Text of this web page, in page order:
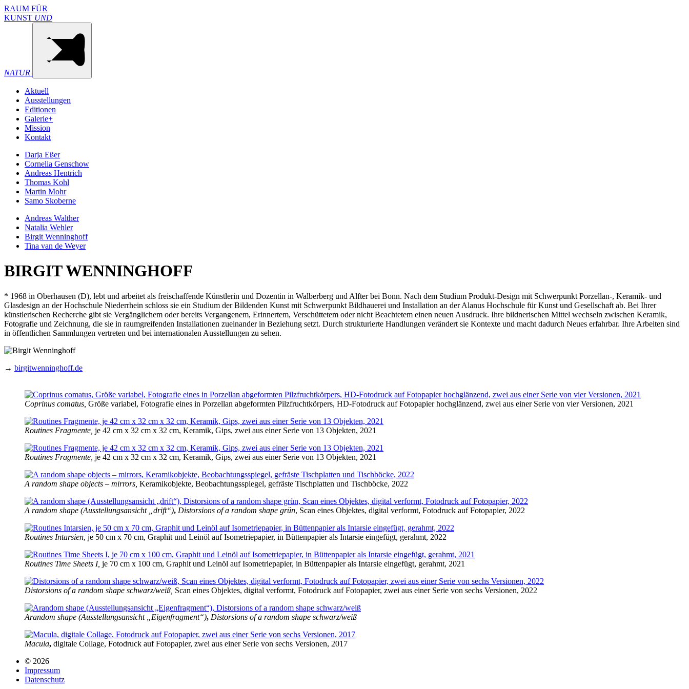
RAUM FÜR
KUNST UND
NATUR
Aktuell
Ausstellungen
Editionen
Galerie+
Mission
Kontakt
Darja Eßer
Cornelia Genschow
Andreas Hentrich
Thomas Kohl
Martin Mohr
Samo Skoberne
Andreas Walther
Natalia Wehler
Birgit Wenninghoff
Tina van de Weyer
BIRGIT WENNINGHOFF
* 1968 in Oberhausen (D), lebt und arbeitet als freischaffende Künstlerin und Dozentin in Walberberg und Alfter bei Bonn. Nach dem Studium Produkt-Design mit Schwerpunkt Porzellan-, Keramik- und
Glasdesign an der Hochschule Niederrhein schloss sie ein Studium der Bildenden Kunst mit Schwerpunkt Bildhauerei und Installation an der Alanus Hochschule für Kunst und Gesellschaft ab. Bei Ihrer
künstlerischen Recherche gibt sie Vergänglichem oder bereits Vergangenem, Erinnertem, Verschüttetem oder nicht Beachtetem einen neuen Ausdruck. Ihre bildnerischen Mittel wechseln zwischen Keramik,
Fotografie und Zeichnung, die sie in raumgreifenden Installationen zueinander in Beziehung setzt. Durch strukturierte Handlungen verändert sie Kontexte und macht dadurch Neues erfahrbar. Ihre Arbeiten sind
in öffentlichen Sammlungen vertreten und bei internationalen Ausstellungen zu sehen.
→ birgitwenninghoff.de
Coprinus comatus, Größe variabel, Fotografie eines in Porzellan abgeformten Pilzfruchtkörpers, HD-Fotodruck auf Fotopapier hochglänzend, zwei aus einer Serie von vier Versionen, 2021
Routines Fragmente, je 42 cm x 32 cm x 32 cm, Keramik, Gips, zwei aus einer Serie von 13 Objekten, 2021
Routines Fragmente, je 42 cm x 32 cm x 32 cm, Keramik, Gips, zwei aus einer Serie von 13 Objekten, 2021
A random shape objects – mirrors, Keramikobjekte, Beobachtungsspiegel, gefräste Tischplatten und Tischböcke, 2022
A random shape (Ausstellungsansicht „drift“), Distorsions of a random shape grün, Scan eines Objektes, digital verformt, Fotodruck auf Fotopapier, 2022
Routines Intarsien, je 50 cm x 70 cm, Graphit und Leinöl auf Isometriepapier, in Büttenpapier als Intarsie eingefügt, gerahmt, 2022
Routines Time Sheets I, je 70 cm x 100 cm, Graphit und Leinöl auf Isometriepapier, in Büttenpapier als Intarsie eingefügt, gerahmt, 2021
Distorsions of a random shape schwarz/weiß, Scan eines Objektes, digital verformt, Fotodruck auf Fotopapier, zwei aus einer Serie von sechs Versionen, 2022
Arandom shape (Ausstellungsansicht „Eigenfragment“), Distorsions of a random shape schwarz/weiß
Macula, digitale Collage, Fotodruck auf Fotopapier, zwei aus einer Serie von sechs Versionen, 2017
© 2026
Impressum
Datenschutz